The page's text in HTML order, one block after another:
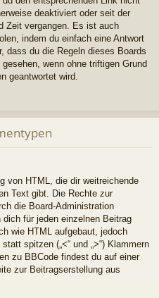
deaktiviert oder seit der
Zeit vergangen. Es ist auch
indem du einfach eine Antwort
dass du die Regeln dieses Boards
wenn ohne triftigen Grund
geantwortet wird.
von HTML, die dir weitreichende
Text gibt. Die Rechte zur
die Board-Administration
für jeden einzelnen Beitrag
wie HTML aufgebaut, jedoch
spitzen („<“ und „>“) Klammern
zu BBCode findest du auf einer
zur Beitragserstellung aus